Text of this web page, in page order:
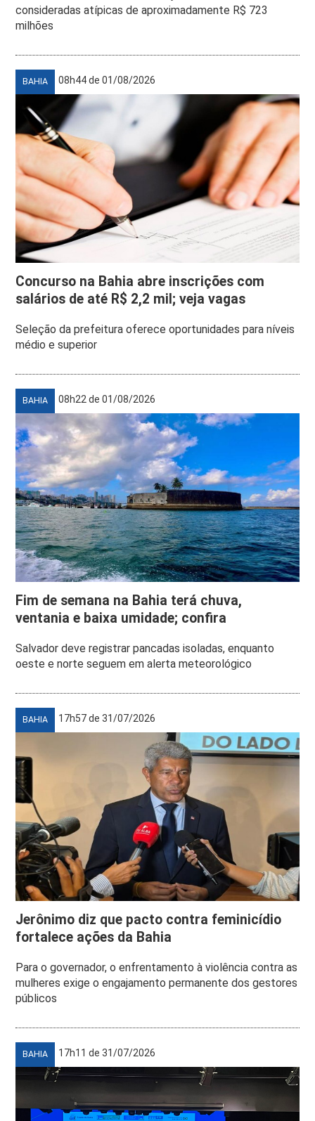
consideradas atípicas de aproximadamente R$ 723
milhões
BAHIA 08h44 de 01/08/2026
Concurso na Bahia abre inscrições com
salários de até R$ 2,2 mil; veja vagas
Seleção da prefeitura oferece oportunidades para níveis
médio e superior
BAHIA 08h22 de 01/08/2026
Fim de semana na Bahia terá chuva,
ventania e baixa umidade; confira
Salvador deve registrar pancadas isoladas, enquanto
oeste e norte seguem em alerta meteorológico
BAHIA 17h57 de 31/07/2026
Jerônimo diz que pacto contra feminicídio
fortalece ações da Bahia
Para o governador, o enfrentamento à violência contra as
mulheres exige o engajamento permanente dos gestores
públicos
BAHIA 17h11 de 31/07/2026